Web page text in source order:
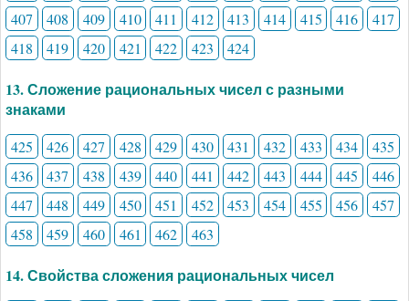
407
408 409 410 411 412 413 414 415 416
417
418
419 420 421 422 423 424
13. Сложение рациональных чисел с разными
знаками
425 426 427 428 429 430 431 432 433 434
435
436
437 438 439 440 441 442 443 444 445
446
447
448 449 450 451 452 453 454 455 456
457
458
459 460 461 462 463
14. Свойства сложения рациональных чисел